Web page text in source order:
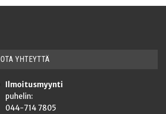
OTA YHTEYT­TÄ
Ilmoitusmyynti
puhelin:
044-714 7805